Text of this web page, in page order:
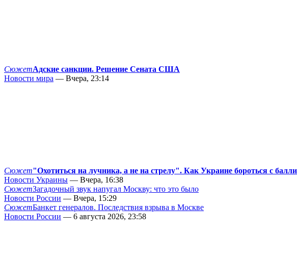
СюжетАдские санкции. Решение Сената США
Новости мира — Вчера, 23:14
Сюжет"Охотиться на лучника, а не на стрелу". Как Украине бороться с
Новости Украины — Вчера, 16:38
СюжетЗагадочный звук напугал Москву: что это было
Новости России — Вчера, 15:29
СюжетБанкет генералов. Последствия взрыва в Москве
Новости России — 6 августа 2026, 23:58